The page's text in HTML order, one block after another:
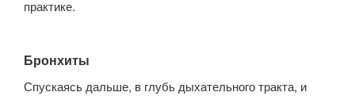
практике.
Бронхиты
Спускаясь дальше, в глубь дыхательного тракта, и